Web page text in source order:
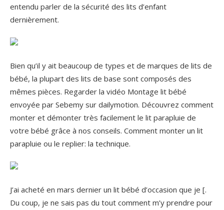
entendu parler de la sécurité des lits d’enfant
dernièrement.
Bien qu’il y ait beaucoup de types et de marques de lits de
bébé, la plupart des lits de base sont composés des
mêmes pièces. Regarder la vidéo Montage lit bébé
envoyée par Sebemy sur dailymotion. Découvrez comment
monter et démonter très facilement le lit parapluie de
votre bébé grâce à nos conseils. Comment monter un lit
parapluie ou le replier: la technique.
J’ai acheté en mars dernier un lit bébé d’occasion que je [.
Du coup, je ne sais pas du tout comment m’y prendre pour